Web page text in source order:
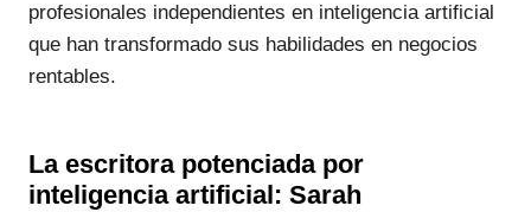
profesionales independientes en inteligencia artificial
que han transformado sus habilidades en negocios
rentables.
La escritora potenciada por
inteligencia artificial: Sarah